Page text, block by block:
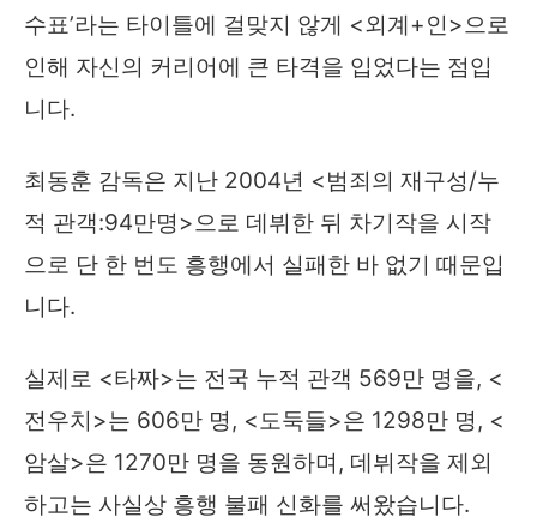
수표’라는 타이틀에 걸맞지 않게 <외계+인>으로
인해 자신의 커리어에 큰 타격을 입었다는 점입
니다.
최동훈 감독은 지난 2004년 <범죄의 재구성/누
적 관객:94만명>으로 데뷔한 뒤 차기작을 시작
으로 단 한 번도 흥행에서 실패한 바 없기 때문입
니다.
실제로 <타짜>는 전국 누적 관객 569만 명을, <
전우치>는 606만 명, <도둑들>은 1298만 명, <
암살>은 1270만 명을 동원하며, 데뷔작을 제외
하고는 사실상 흥행 불패 신화를 써왔습니다.